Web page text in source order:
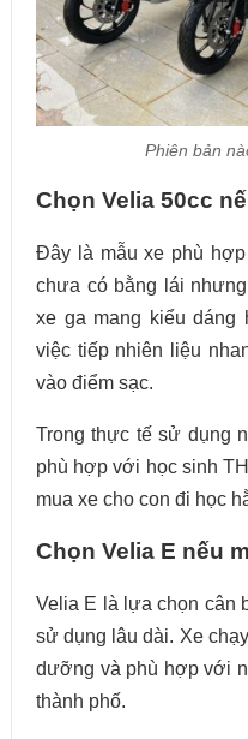
Phiên bản
Chọn Velia 50cc
Đây là mẫu xe phù
chưa có bằng lái
xe ga mang kiểu
việc tiếp nhiên liệu
vào điểm sạc.
Trong thực tế sử dụng
phù hợp với học sinh
mua xe cho con đi học
Chọn Velia E nếu
Velia E là lựa chọn cân
sử dụng lâu dài. Xe
dưỡng và phù hợp với
thành phố.